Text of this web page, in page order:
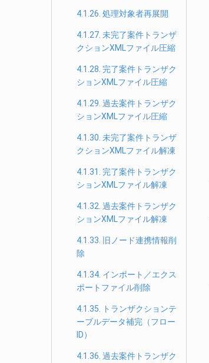
4.1.26. 処理対象者再展開
4.1.27. 未完了案件トランザ
クションXMLファイル圧縮
4.1.28. 完了案件トランザク
ションXMLファイル圧縮
4.1.29. 過去案件トランザク
ションXMLファイル圧縮
4.1.30. 未完了案件トランザ
クションXMLファイル解凍
4.1.31. 完了案件トランザク
ションXMLファイル解凍
4.1.32. 過去案件トランザク
ションXMLファイル解凍
4.1.33. 旧ノード連携情報削
除
4.1.34. インポート／エクス
ポートファイル削除
4.1.35. トランザクションテ
ーブルデータ補完（フロー
ID）
4.1.36. 過去案件トランザク